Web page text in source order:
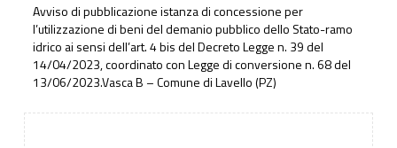
Avviso di pubblicazione istanza di concessione per
l’utilizzazione di beni del demanio pubblico dello Stato-ramo
idrico ai sensi dell’art. 4 bis del Decreto Legge n. 39 del
14/04/2023, coordinato con Legge di conversione n. 68 del
13/06/2023.Vasca B – Comune di Lavello (PZ)